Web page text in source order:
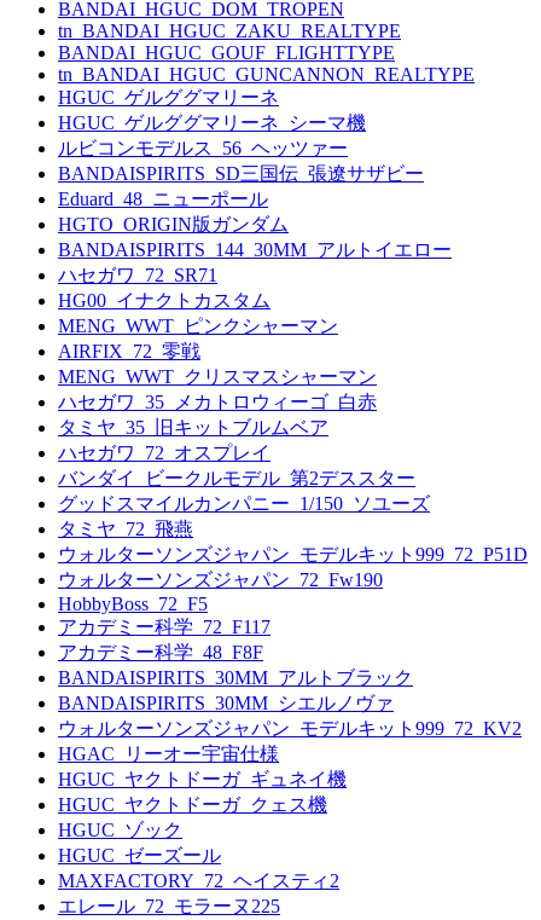
BANDAI_HGUC_DOM_TROPEN
tn_BANDAI_HGUC_ZAKU_REALTYPE
BANDAI_HGUC_GOUF_FLIGHTTYPE
tn_BANDAI_HGUC_GUNCANNON_REALTYPE
HGUC_ゲルググマリーネ
HGUC_ゲルググマリーネ_シーマ機
ルビコンモデルス_56_ヘッツァー
BANDAISPIRITS_SD三国伝_張遼サザビー
Eduard_48_ニューポール
HGTO_ORIGIN版ガンダム
BANDAISPIRITS_144_30MM_アルトイエロー
ハセガワ_72_SR71
HG00_イナクトカスタム
MENG_WWT_ピンクシャーマン
AIRFIX_72_零戦
MENG_WWT_クリスマスシャーマン
ハセガワ_35_メカトロウィーゴ_白赤
タミヤ_35_旧キットブルムベア
ハセガワ_72_オスプレイ
バンダイ_ビークルモデル_第2デススター
グッドスマイルカンパニー_1/150_ソユーズ
タミヤ_72_飛燕
ウォルターソンズジャパン_モデルキット999_72_P51D
ウォルターソンズジャパン_72_Fw190
HobbyBoss_72_F5
アカデミー科学_72_F117
アカデミー科学_48_F8F
BANDAISPIRITS_30MM_アルトブラック
BANDAISPIRITS_30MM_シエルノヴァ
ウォルターソンズジャパン_モデルキット999_72_KV2
HGAC_リーオー宇宙仕様
HGUC_ヤクトドーガ_ギュネイ機
HGUC_ヤクトドーガ_クェス機
HGUC_ゾック
HGUC_ゼーズール
MAXFACTORY_72_ヘイスティ2
エレール_72_モラーヌ225